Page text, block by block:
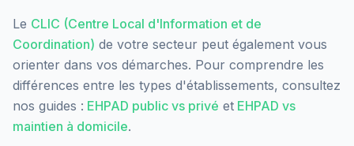
Le CLIC (Centre Local d'Information et de
Coordination) de votre secteur peut également vous
orienter dans vos démarches. Pour comprendre les
différences entre les types d'établissements, consultez
nos guides : EHPAD public vs privé et EHPAD vs
maintien à domicile.